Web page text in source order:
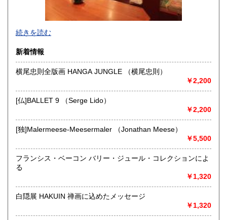
店頭にて現物をご覧になりたい方は、必ず事前にご連絡をお
願い致します。
email.
沿線名：山手線、埼京線、井の頭線、田園都市線、銀座線、
最寄駅：渋谷駅
営業時間：(2F)月〜日13:00〜19:00
書籍の買取について
取り扱い分野
哲学宗教、美術工芸、外国文学、趣味、外国書、サブカルチ
ャー、古書一般（その他）
雑誌・海外雑誌・写真集・デザイン・ファッション・映画な
続きを読む
新着情報
横尾忠則全版画 HANGA JUNGLE （横尾忠則）
￥2,200
[仏]BALLET 9 （Serge Lido）
￥2,200
[独]Malermeese-Meesermaler （Jonathan Meese）
￥5,500
フランシス・ベーコン バリー・ジュール・コレクションによ
る
￥1,320
白隠展 HAKUIN 禅画に込めたメッセージ
￥1,320